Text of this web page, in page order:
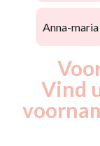
anna-maria
Vind